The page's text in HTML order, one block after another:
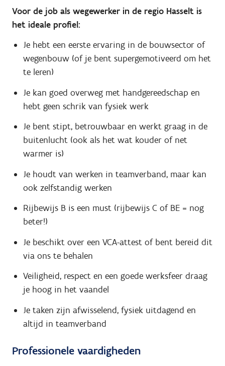
Voor de job als wegewerker in de regio Hasselt is
het ideale profiel:
Je hebt een eerste ervaring in de bouwsector of
wegenbouw (of je bent supergemotiveerd om het
te leren)
Je kan goed overweg met handgereedschap en
hebt geen schrik van fysiek werk
Je bent stipt, betrouwbaar en werkt graag in de
buitenlucht (ook als het wat kouder of net
warmer is)
Je houdt van werken in teamverband, maar kan
ook zelfstandig werken
Rijbewijs B is een must (rijbewijs C of BE = nog
beter!)
Je beschikt over een VCA-attest of bent bereid dit
via ons te behalen
Veiligheid, respect en een goede werksfeer draag
je hoog in het vaandel
Je taken zijn afwisselend, fysiek uitdagend en
altijd in teamverband
Professionele vaardigheden